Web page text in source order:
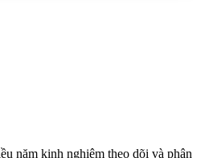
năm kinh nghiệm theo dõi và phân